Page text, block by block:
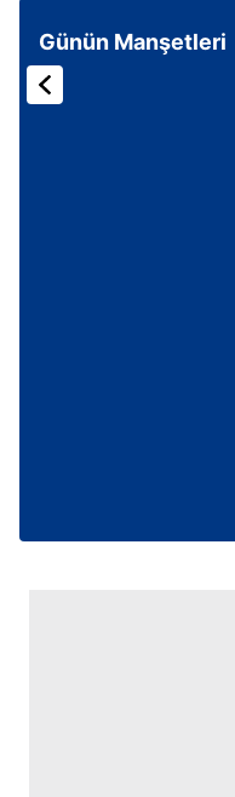
Günün Manşetleri